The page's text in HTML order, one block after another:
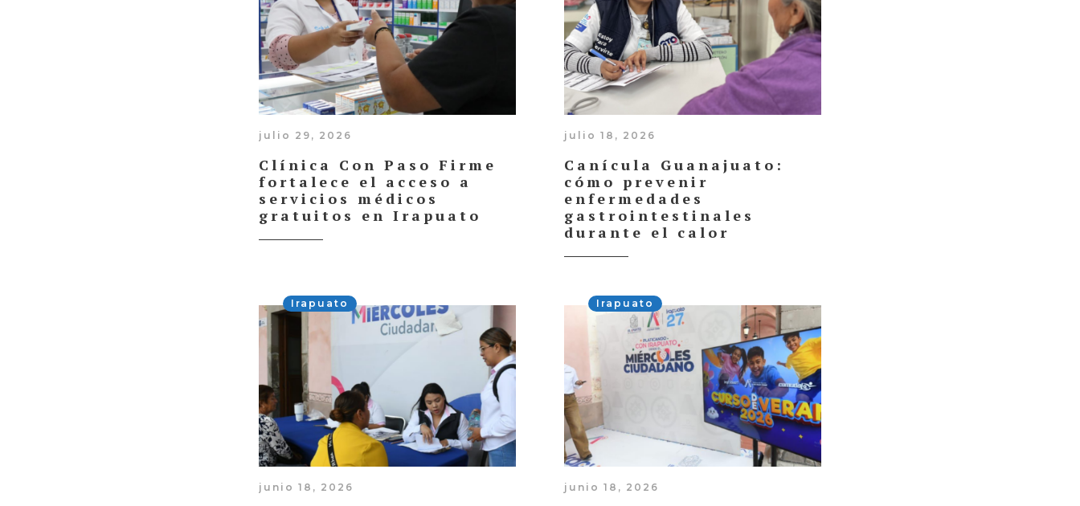
julio 29, 2026
Clínica Con Paso Firme
fortalece el acceso a
servicios médicos
gratuitos en Irapuato
julio 18, 2026
Canícula Guanajuato:
cómo prevenir
enfermedades
gastrointestinales
durante el calor
Irapuato
junio 18, 2026
Irapuato
junio 18, 2026